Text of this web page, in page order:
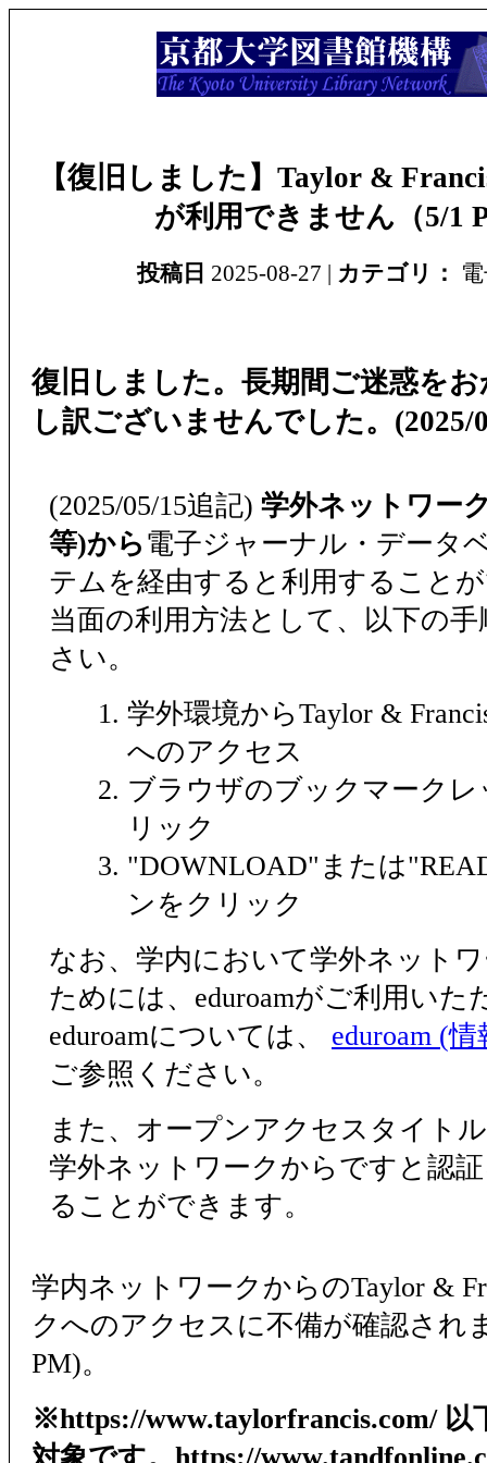
【復旧しました】Taylor &
が利用できません（5/1
投稿日 2025-08-27 | カテゴリ：
復旧しました。長期間ご迷惑を
し訳ございませんでした。(2025/
(2025/05/15追記) 学外ネットワー
等)から 電子ジャーナル・データ
テムを経由すると利用すること
当面の利用方法として、以下の
さい。
学外環境からTaylor &
へのアクセス
ブラウザのブックマーク
リック
"DOWNLOAD"または
ンをクリック
なお、学内において学外ネット
ためには、eduroamがご利用いた
eduroamについては、 eduroam (
ご参照ください。
また、オープンアクセスタイト
学外ネットワークからですと認
ることができます。
学内ネットワークからのTaylor &
クへのアクセスに不備が確認され
PM)。
※https://www.taylorfrancis.com/ 以